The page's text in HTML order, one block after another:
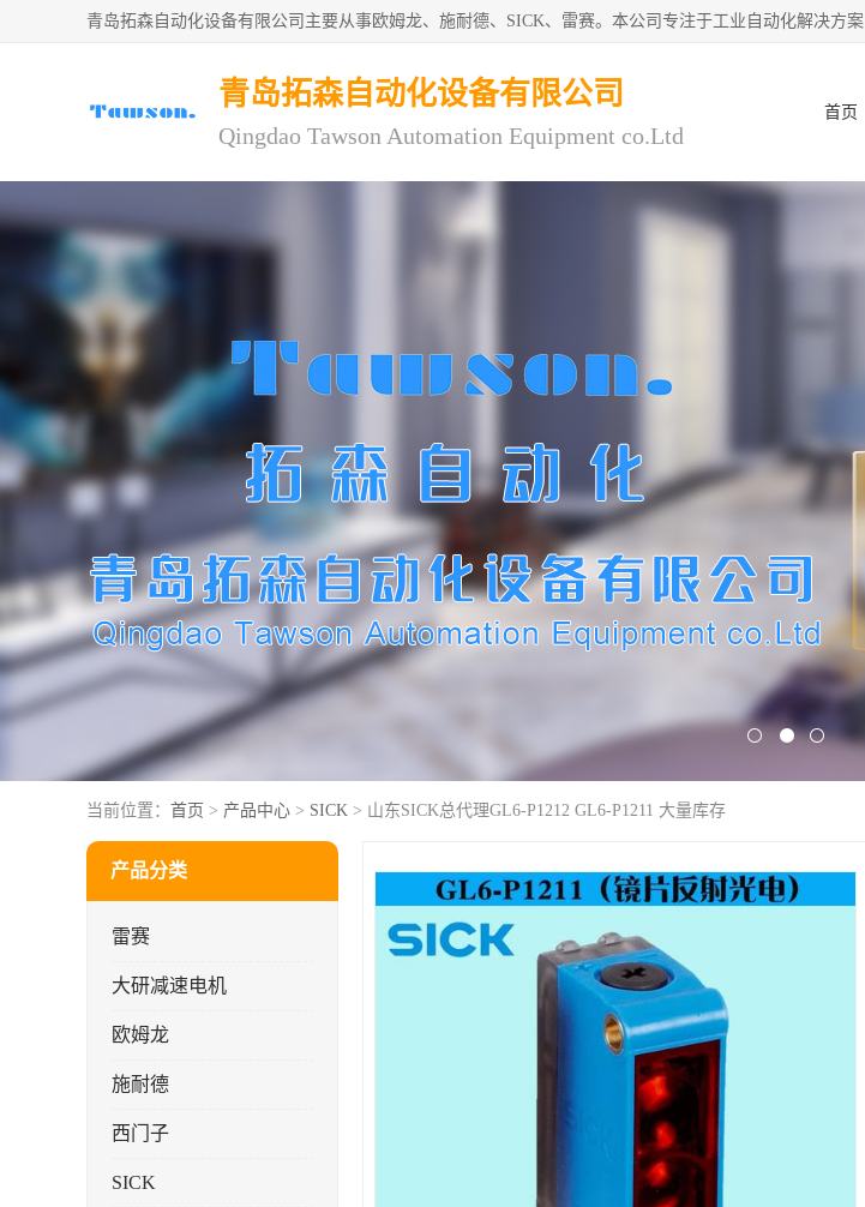
青岛拓森自动化设备有限公司主要从事欧姆龙、施耐德、SICK、雷赛。本公司专注于工业自动化解决方案
青岛拓森自动化设备有限公司
Qingdao Tawson Automation Equipment co.Ltd
首页
当前位置： 首页 > 产品中心 > SICK > 山东SICK总代理GL6-P1212 GL6-P1211 大量库存
产品分类
雷赛
大研减速电机
欧姆龙
施耐德
西门子
SICK